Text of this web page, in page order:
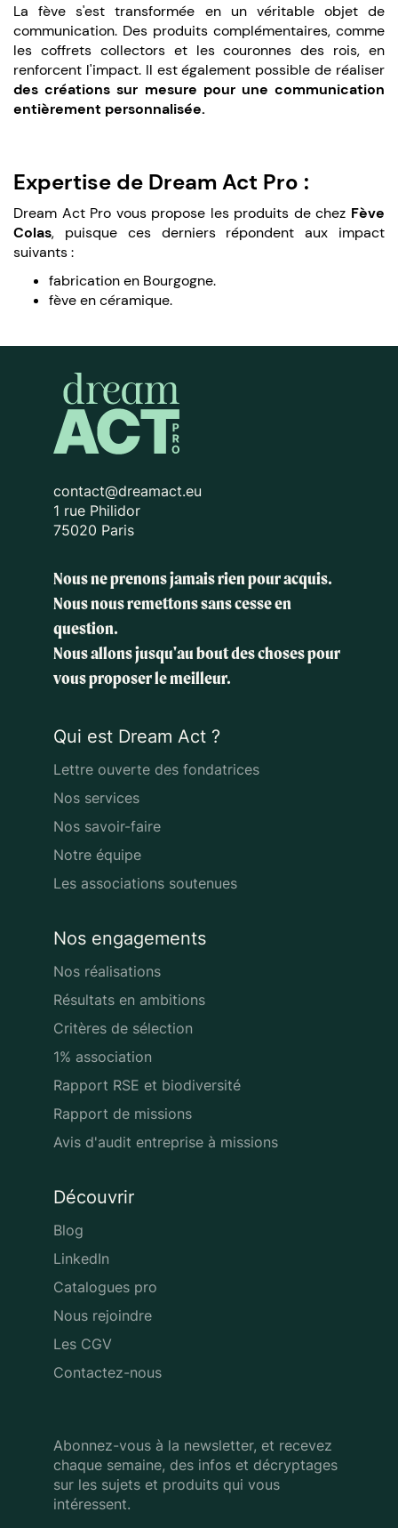
La fève s'est transformée en un véritable objet de
communication. Des produits complémentaires, comme
les coffrets collectors et les couronnes des rois, en
renforcent l'impact. Il est également possible de réaliser
des créations sur mesure pour une communication
entièrement personnalisée.
Expertise de Dream Act Pro :
Dream Act Pro vous propose les produits de chez Fève
Colas, puisque ces derniers répondent aux impact
suivants :
fabrication en Bourgogne.
fève en céramique.
contact@dreamact.eu
1 rue Philidor
75020 Paris
Nous ne prenons jamais rien pour acquis.
Nous nous remettons sans cesse en
question.
Nous allons jusqu'au bout des chosespour
vous proposer le meilleur.
Qui est Dream Act ?
Lettre ouverte des fondatrices
Nos services
Nos savoir-faire
Notre équipe
Les associations soutenues
Nos engagements
Nos réalisations
Résultats en ambitions
Critères de sélection
1% association
Rapport RSE et biodiversité
Rapport de missions
Avis d'audit entreprise à missions
Découvrir
Blog
LinkedIn
Catalogues pro
Nous rejoindre
Les CGV
Contactez-nous
Abonnez-vous à la newsletter, et recevez
chaque semaine, des infos et décryptages
sur les sujets et produits qui vous
intéressent.